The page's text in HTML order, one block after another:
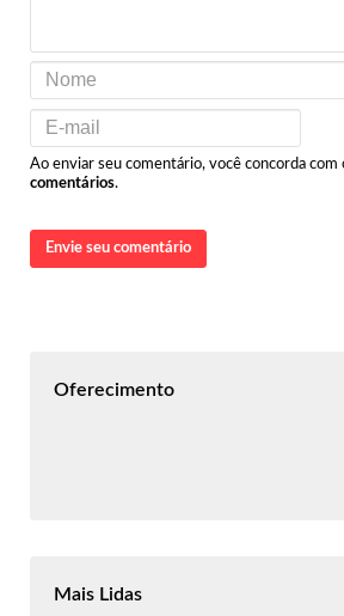
Ao enviar seu comentário, você concorda com
comentários.
Envie seu comentário
Oferecimento
Mais Lidas